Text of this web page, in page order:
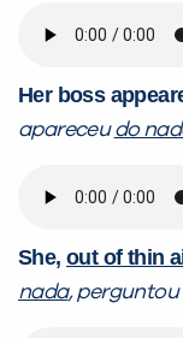
Her boss
apareceudo
She, out of thin
nada, perguntou